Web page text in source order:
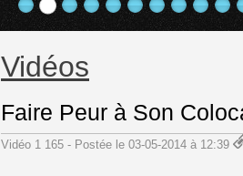
Vidéos
Faire Peur à Son
Vidéo 1 165 - Postée le 03-05-2014 à 12:39